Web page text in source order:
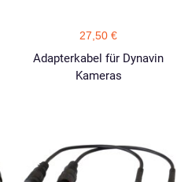
27,50 €
Adapterkabel für Dynavin
Kameras